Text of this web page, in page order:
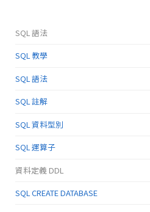
SQL 語法
SQL 教學
SQL 語法
SQL 註解
SQL 資料型別
SQL 運算子
資料定義 DDL
SQL CREATE DATABASE